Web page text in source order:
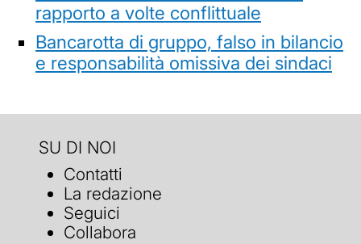
rapporto a volte conflittuale
Bancarotta di gruppo, falso in bilancio
e responsabilità omissiva dei sindaci
SU DI NOI
Contatti
La redazione
Seguici
Collabora